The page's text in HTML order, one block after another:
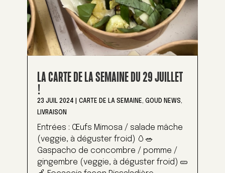
LA CARTE DE LA SEMAINE DU 29 JUILLET
!
23 JUIL 2024 CARTE DE LA SEMAINE, GOUD NEWS,
LIVRAISON
Entrées : Œufs Mimosa / salade mâche
(veggie, à déguster froid) 🥚🥗
Gaspacho de concombre / pomme /
gingembre (veggie, à déguster froid) 🥒